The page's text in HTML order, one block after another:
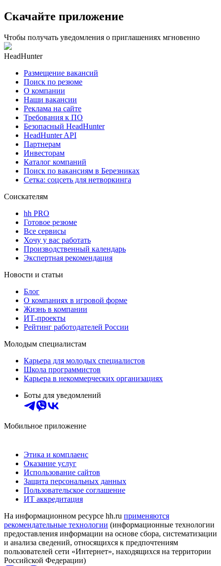
Скачайте приложение
Чтобы получать уведомления о приглашениях мгновенно
HeadHunter
Размещение вакансий
Поиск по резюме
О компании
Наши вакансии
Реклама на сайте
Требования к ПО
Безопасный HeadHunter
HeadHunter API
Партнерам
Инвесторам
Каталог компаний
Поиск по вакансиям в Березниках
Сетка: соцсеть для нетворкинга
Соискателям
hh PRO
Готовое резюме
Все сервисы
Хочу у вас работать
Производственный календарь
Экспертная рекомендация
Новости и статьи
Блог
О компаниях в игровой форме
Жизнь в компании
ИТ-проекты
Рейтинг работодателей России
Молодым специалистам
Карьера для молодых специалистов
Школа программистов
Карьера в некоммерческих организациях
Боты для уведомлений
Мобильное приложение
Этика и комплаенс
Оказание услуг
Использование сайтов
Защита персональных данных
Пользовательское соглашение
ИТ аккредитация
На информационном ресурсе hh.ru применяются
рекомендательные технологии (информационные технологии
предоставления информации на основе сбора, систематизации
и анализа сведений, относящихся к предпочтениям
пользователей сети «Интернет», находящихся на территории
Российской Федерации)